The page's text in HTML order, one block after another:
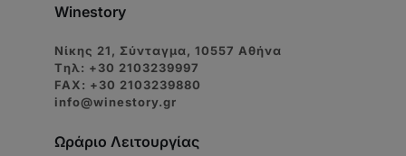
Winestory
Νίκης 21, Σύνταγμα, 10557 Αθήνα
Tηλ: +30 2103239997
FAX: +30 2103239880
info@winestory.gr
Ωράριο Λειτουργίας